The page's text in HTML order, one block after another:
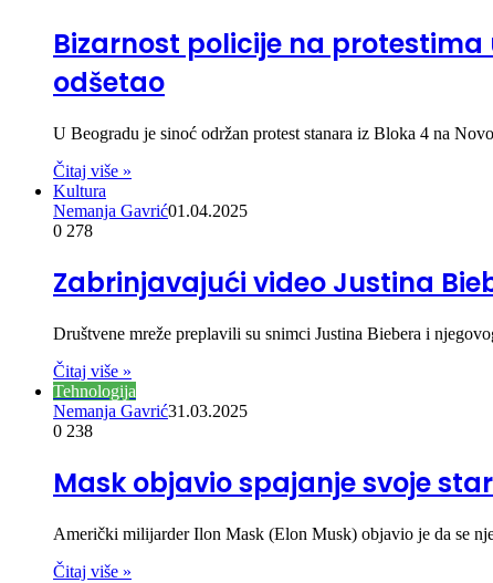
Bizarnost policije na
odšetao
U Beogradu je sinoć održan protest stanara iz Bloka 4 na
Čitaj više »
Kultura
Nemanja Gavrić01.04.2025
0 278
Zabrinjavajući video Justina
Društvene mreže preplavili su snimci Justina Biebera i
Čitaj više »
Tehnologija
Nemanja Gavrić31.03.2025
0 238
Mask objavio spajanje svoje
Američki milijarder Ilon Mask (Elon Musk) objavio je da se
Čitaj više »